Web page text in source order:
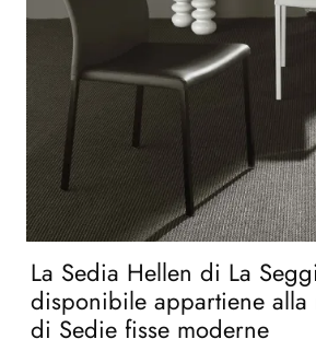
La Sedia Hellen di La
disponibile appartiene alla
di Sedie fisse moderne